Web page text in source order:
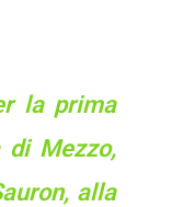
la prima
Mezzo,
alla